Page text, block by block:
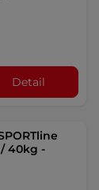
Detail
/ 40kg -